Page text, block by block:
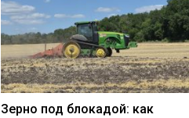
Зерно под блокадой: как